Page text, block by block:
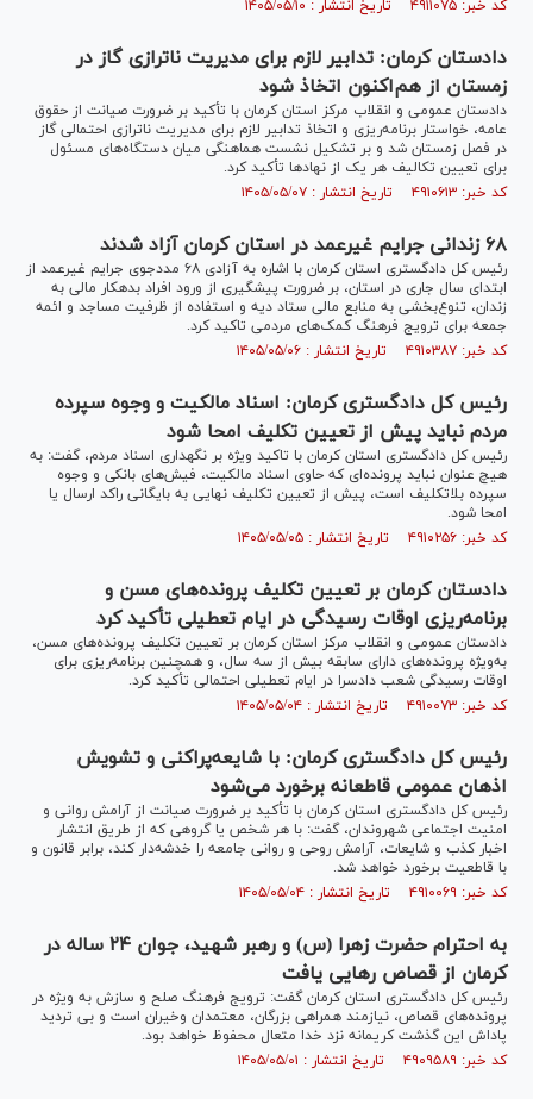
کد خبر: ۴۹۱۱۰۷۵ تاریخ انتشار : ۱۴۰۵/۰۵/۱۰
دادستان کرمان: تدابیر لازم برای مدیریت ناترازی گاز در
زمستان از هم‌اکنون اتخاذ شود
دادستان عمومی و انقلاب مرکز استان کرمان با تأکید بر ضرورت صیانت از حقوق
عامه، خواستار برنامه‌ریزی و اتخاذ تدابیر لازم برای مدیریت ناترازی احتمالی گاز
در فصل زمستان شد و بر تشکیل نشست هماهنگی میان دستگاه‌های مسئول
برای تعیین تکالیف هر یک از نهاد‌ها تأکید کرد.
کد خبر: ۴۹۱۰۶۱۳ تاریخ انتشار : ۱۴۰۵/۰۵/۰۷
۶۸ زندانی جرایم غیرعمد در استان کرمان آزاد شدند
رئیس کل دادگستری استان کرمان با اشاره به آزادی ۶۸ مددجوی جرایم غیرعمد از
ابتدای سال جاری در استان، بر ضرورت پیشگیری از ورود افراد بدهکار مالی به
زندان، تنوع‌بخشی به منابع مالی ستاد دیه و استفاده از ظرفیت مساجد و ائمه
جمعه برای ترویج فرهنگ کمک‌های مردمی تاکید کرد.
کد خبر: ۴۹۱۰۳۸۷ تاریخ انتشار : ۱۴۰۵/۰۵/۰۶
رئیس کل دادگستری کرمان: اسناد مالکیت و وجوه سپرده
مردم نباید پیش از تعیین تکلیف امحا شود
رئیس کل دادگستری استان کرمان با تاکید ویژه بر نگهداری اسناد مردم، گفت: به
هیچ عنوان نباید پرونده‌ای که حاوی اسناد مالکیت، فیش‌های بانکی و وجوه
سپرده بلاتکلیف است، پیش از تعیین تکلیف نهایی به بایگانی راکد ارسال یا
امحا شود.
کد خبر: ۴۹۱۰۲۵۶ تاریخ انتشار : ۱۴۰۵/۰۵/۰۵
دادستان کرمان بر تعیین تکلیف پرونده‌های مسن و
برنامه‌ریزی اوقات رسیدگی در ایام تعطیلی تأکید کرد
دادستان عمومی و انقلاب مرکز استان کرمان بر تعیین تکلیف پرونده‌های مسن،
به‌ویژه پرونده‌های دارای سابقه بیش از سه سال، و همچنین برنامه‌ریزی برای
اوقات رسیدگی شعب دادسرا در ایام تعطیلی احتمالی تأکید کرد.
کد خبر: ۴۹۱۰۰۷۳ تاریخ انتشار : ۱۴۰۵/۰۵/۰۴
رئیس کل دادگستری کرمان: با شایعه‌پراکنی و تشویش
اذهان عمومی قاطعانه برخورد می‌شود
رئیس کل دادگستری استان کرمان با تأکید بر ضرورت صیانت از آرامش روانی و
امنیت اجتماعی شهروندان، گفت: با هر شخص یا گروهی که از طریق انتشار
اخبار کذب و شایعات، آرامش روحی و روانی جامعه را خدشه‌دار کند، برابر قانون و
با قاطعیت برخورد خواهد شد.
کد خبر: ۴۹۱۰۰۶۹ تاریخ انتشار : ۱۴۰۵/۰۵/۰۴
به احترام حضرت زهرا (س) و رهبر شهید، جوان ۲۴ ساله در
کرمان از قصاص رهایی یافت
رئیس کل دادگستری استان کرمان گفت: ترویج فرهنگ صلح و سازش به ویژه در
پرونده‌های قصاص، نیازمند همراهی بزرگان، معتمدان وخیران است و بی تردید
پاداش این گذشت کریمانه نزد خدا متعال محفوظ خواهد بود.
کد خبر: ۴۹۰۹۵۸۹ تاریخ انتشار : ۱۴۰۵/۰۵/۰۱